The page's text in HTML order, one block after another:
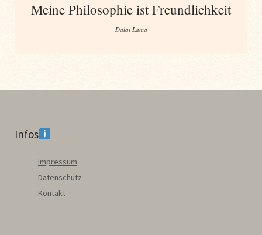
Meine Philosophie ist Freundlichkeit
Dalai Lama
Infos
Impressum
Datenschutz
Kontakt